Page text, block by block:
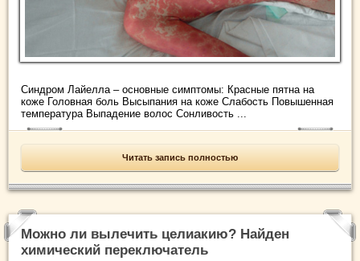
Синдром Лайелла – основные симптомы: Красные пятна на
коже Головная боль Высыпания на коже Слабость Повышенная
температура Выпадение волос Сонливость ...
Читать запись полностью
Можно ли вылечить целиакию? Найден
химический переключатель